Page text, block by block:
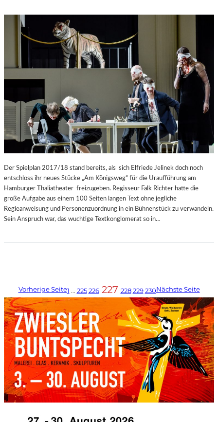
Der Spielplan 2017/18 stand bereits, als sich Elfriede Jelinek doch noch
entschloss ihr neues Stücke „Am Königsweg“ für die Uraufführung am
Hamburger Thaliatheater freizugeben. Regisseur Falk Richter hatte die
große Aufgabe aus einem 100 Seiten langen Text ohne jegliche
Regieanweisung und Personenzuordnung in ein Bühnenstück zu verwandeln.
Sein Anspruch war, das wuchtige Textkonglomerat so in…
Vorherige Seite1 … 225 226 227 228 229 230Nächste Seite